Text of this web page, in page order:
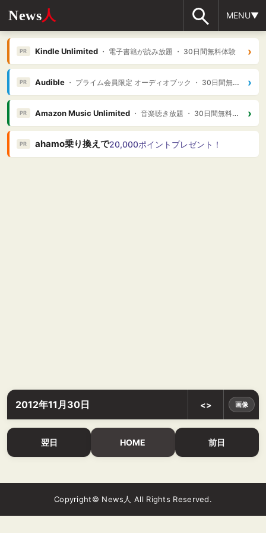
News人 MENU▼
PR Kindle Unlimited・ 電子書籍が読み放題 ・ 30日間無料体験 ›
PR Audible・ プライム会員限定 オーディオブック ・ 30日間無料体験 ›
PR Amazon Music Unlimited・ 音楽聴き放題 ・ 30日間無料体験 ›
PR ahamo乗り換えで20,000ポイントプレゼント！
2012年11月30日 <> 画像
翌日 HOME 前日
Copyright© News人 All Rights Reserved.